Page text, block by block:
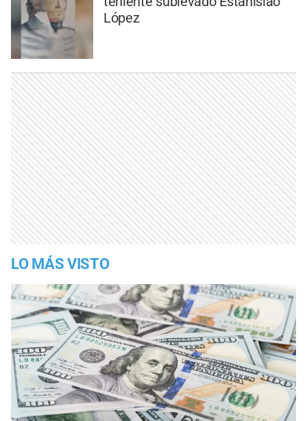
López
LO MÁS VISTO